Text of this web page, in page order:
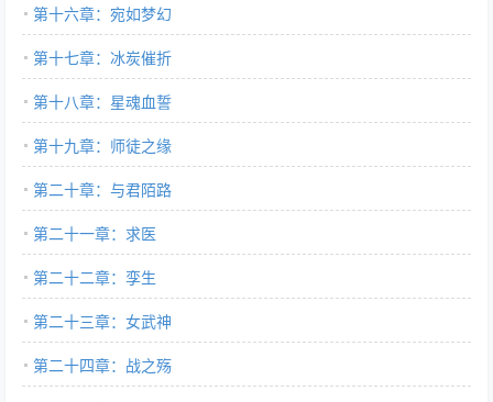
第十六章：宛如梦幻
第十七章：冰炭催折
第十八章：星魂血誓
第十九章：师徒之缘
第二十章：与君陌路
第二十一章：求医
第二十二章：孪生
第二十三章：女武神
第二十四章：战之殇